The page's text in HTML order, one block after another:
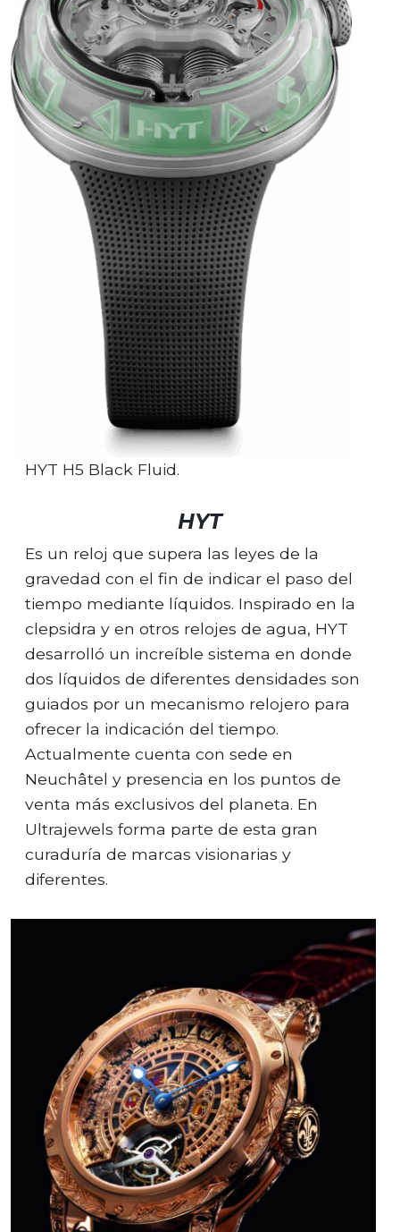
HYT H5 Black Fluid.
HYT
Es un reloj que supera las leyes de la
gravedad con el fin de indicar el paso del
tiempo mediante líquidos. Inspirado en la
clepsidra y en otros relojes de agua, HYT
desarrolló un increíble sistema en donde
dos líquidos de diferentes densidades son
guiados por un mecanismo relojero para
ofrecer la indicación del tiempo.
Actualmente cuenta con sede en
Neuchâtel y presencia en los puntos de
venta más exclusivos del planeta. En
Ultrajewels forma parte de esta gran
curaduría de marcas visionarias y
diferentes.